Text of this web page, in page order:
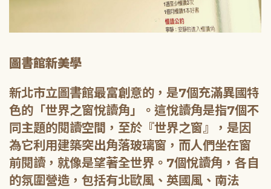
圖書館新美學
新北市立圖書館最富創意的，是7個充滿異國特
色的「世界之窗悅讀角」。這悅讀角是指7個不
同主題的閱讀空間，至於『世界之窗』，是因
為它利用建築突出角落玻璃窗，而人們坐在窗
前閱讀，就像是望著全世界。7個悅讀角，各自
的氛圍營造，包括有北歐風、英國風、南法